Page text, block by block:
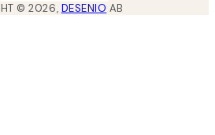
©2026, DESENIO AB